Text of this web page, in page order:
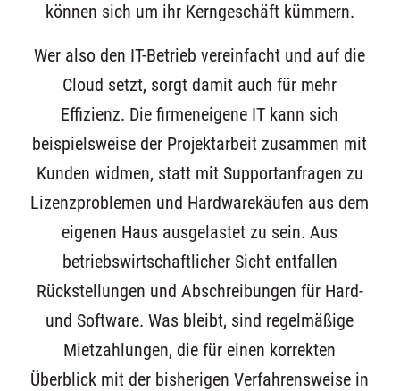
können sich um ihr Kerngeschäft kümmern.
Wer also den IT-Betrieb vereinfacht und auf die
Cloud setzt, sorgt damit auch für mehr
Effizienz. Die firmeneigene IT kann sich
beispielsweise der Projektarbeit zusammen mit
Kunden widmen, statt mit Supportanfragen zu
Lizenzproblemen und Hardwarekäufen aus dem
eigenen Haus ausgelastet zu sein. Aus
betriebswirtschaftlicher Sicht entfallen
Rückstellungen und Abschreibungen für Hard-
und Software. Was bleibt, sind regelmäßige
Mietzahlungen, die für einen korrekten
Überblick mit der bisherigen Verfahrensweise in